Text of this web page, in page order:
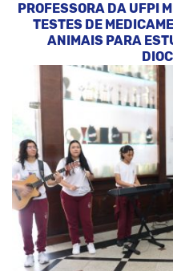
PROFESSORA DA UFPI
TESTES DE
ANIMAIS PARA